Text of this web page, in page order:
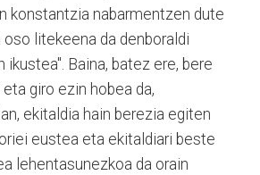
konstantzia nabarmentzen dute
litekeena da denboraldi
ikustea". Baina, batez ere, bere
giro ezin hobea da,
ekitaldia hain berezia egiten
eustea eta ekitaldiari beste
lehentasunezkoa da orain